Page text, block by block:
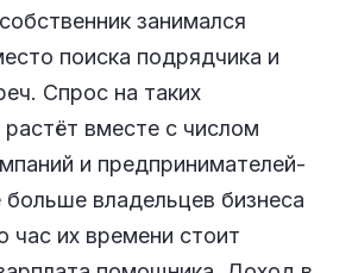
занимался
поиска подрядчика и
Спрос на таких
растёт вместе с числом
и предпринимателей-
больше владельцев бизнеса
час их времени стоит